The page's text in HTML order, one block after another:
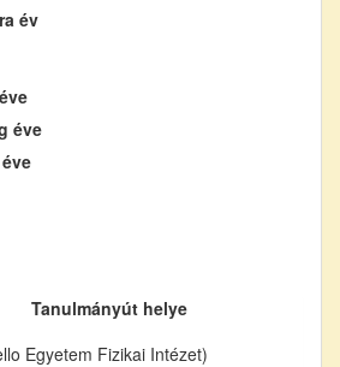
év
éve
Tanulmányút helye
Egyetem Fizikai Intézet)